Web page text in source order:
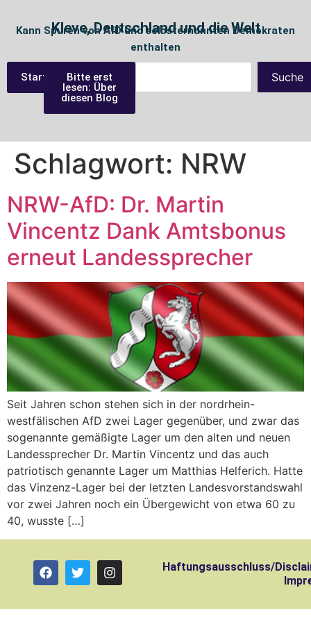
Kleve, Deutschland und die Welt
Kann Spuren von AfD und selbsternannten Demokraten
enthalten
StartseiteBitte erst
lesen: Über
diesen Blog
Suche
Schlagwort: NRW
NRW-AfD: Dr. Martin
Vincentz Dank Amtsbonus
erneut Landessprecher
Seit Jahren schon stehen sich in der nordrhein-
westfälischen AfD zwei Lager gegenüber, und zwar das
sogenannte gemäßigte Lager um den alten und neuen
Landessprecher Dr. Martin Vincentz und das auch
patriotisch genannte Lager um Matthias Helferich. Hatte
das Vinzenz-Lager bei der letzten Landesvorstandswahl
vor zwei Jahren noch ein Übergewicht von etwa 60 zu
40, wusste […]
Haftungsausschluss/